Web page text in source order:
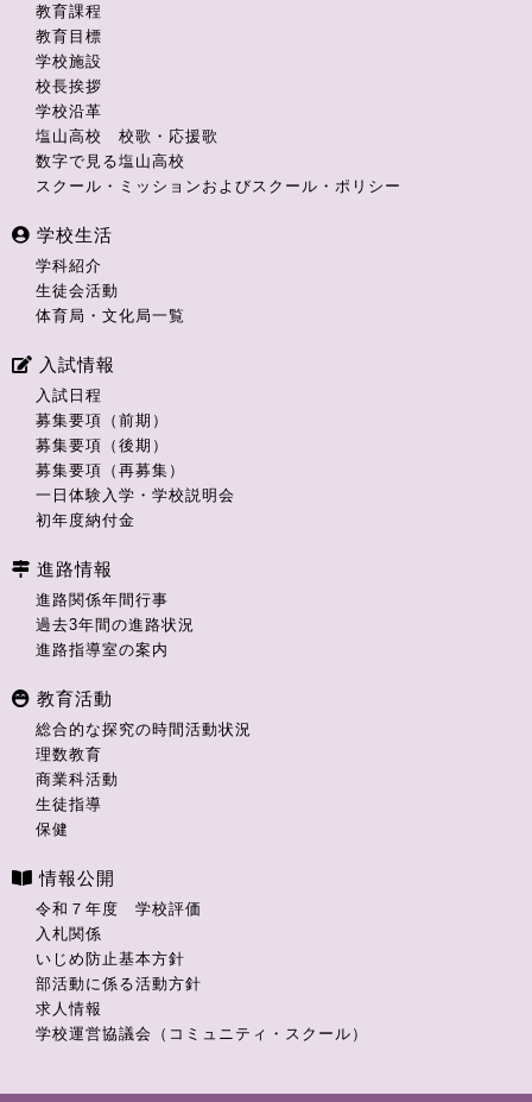
教育課程
教育目標
学校施設
校長挨拶
学校沿革
塩山高校 校歌・応援歌
数字で見る塩山高校
スクール・ミッションおよびスクール・ポリシー
学校生活
学科紹介
生徒会活動
体育局・文化局一覧
入試情報
入試日程
募集要項（前期）
募集要項（後期）
募集要項（再募集）
一日体験入学・学校説明会
初年度納付金
進路情報
進路関係年間行事
過去3年間の進路状況
進路指導室の案内
教育活動
総合的な探究の時間活動状況
理数教育
商業科活動
生徒指導
保健
情報公開
令和７年度 学校評価
入札関係
いじめ防止基本方針
部活動に係る活動方針
求人情報
学校運営協議会（コミュニティ・スクール）